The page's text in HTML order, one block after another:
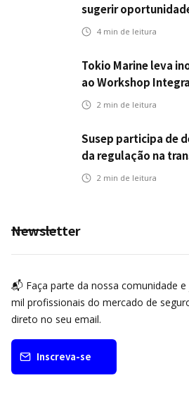
sugerir
automotivo
4 min de leitura
Tokio Marine leva
ao Workshop
2 min de leitura
Susep participa de
da regulação na
2 min de leitura
Newsletter
📬 Faça parte da nossa comunidade
mil profissionais do mercado de
direto no seu email.
Inscreva-se